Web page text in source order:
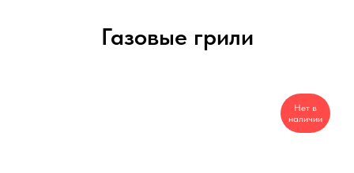
Газовые грили
Нет в
наличии